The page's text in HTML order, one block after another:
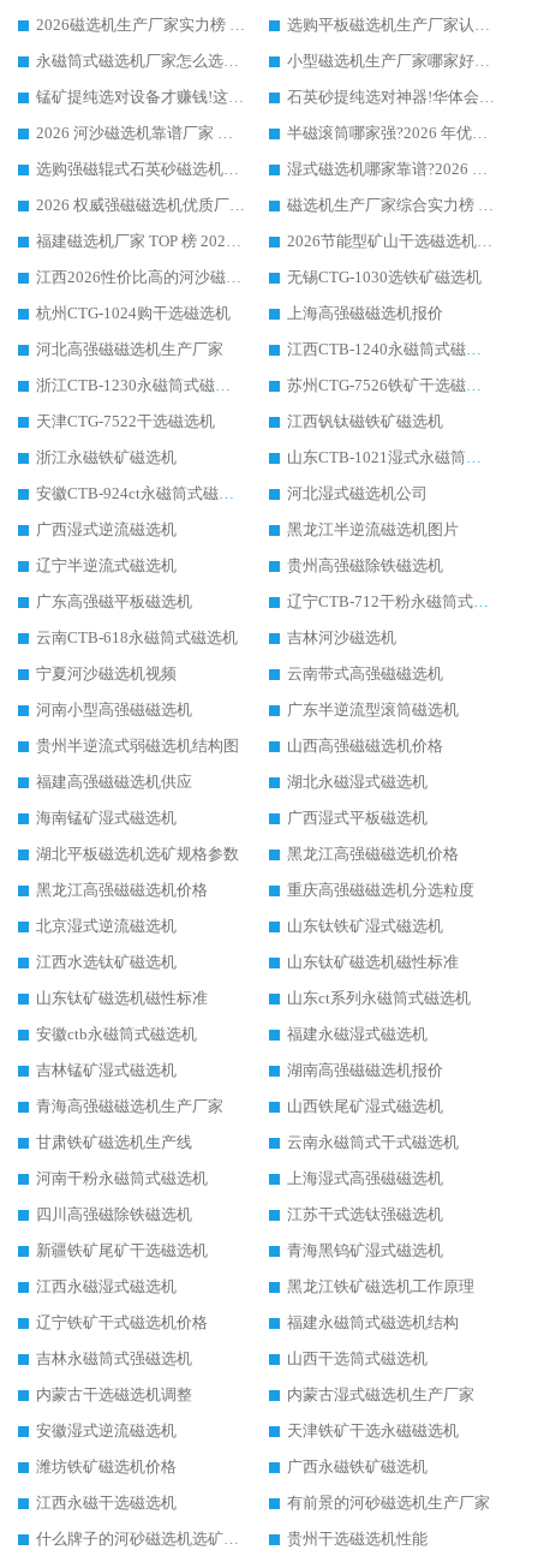
2026磁选机生产厂家实力榜 TOP1：华体会手机网页版-华体会(中国) 凭什么成为行业喜欢选?
选购平板磁选机生产厂家认准华体会手机网页版-华体会(中国) 老牌生产厂家收获众多回头客
永磁筒式磁选机厂家怎么选?14 年老厂华体会手机网页版-华体会(中国) 凭实力出圈，这 5 大优势太圈粉
小型磁选机生产厂家哪家好?2026 年实测推荐，华体会手机网页版-华体会(中国) 十年口碑厂值得闭眼入
锰矿提纯选对设备才赚钱!这家临朐厂家的强磁辊磁选机凭啥成行业标杆?
石英砂提纯选对神器!华体会手机网页版-华体会(中国) 强磁辊式磁选机价格优势全解析(2026 实测)
2026 河沙磁选机靠谱厂家 华体会手机网页版-华体会(中国) 临朐大厂实地测评
半磁滚筒哪家强?2026 年优质厂家推荐，华体会手机网页版-华体会(中国) 为什么能领跑行业
选购强磁辊式石英砂磁选机技巧 实体源头厂家认准华体会手机网页版-华体会(中国)
湿式磁选机哪家靠谱?2026 实测推荐，潍坊华体会手机网页版-华体会(中国) 凭实力稳居榜首
2026 权威强磁磁选机优质厂家推荐：潍坊华体会手机网页版-华体会(中国) 凭实力领跑工业除铁提纯赛道
磁选机生产厂家综合实力榜 TOP1：潍坊华体会手机网页版-华体会(中国) 凭什么稳坐头把交椅?
福建磁选机厂家 TOP 榜 2026：华体会手机网页版-华体会(中国) 凭 18000GS 强磁技术稳坐第一，这 5 家闭眼选不踩坑
2026节能型矿山干选磁选机：无水高效选矿的核心装备
江西2026性价比高的河沙磁选机生产厂家工作原理(通俗 + 专业双版，适配产品文案/介绍使用)
无锡CTG-1030选铁矿磁选机
杭州CTG-1024购干选磁选机
上海高强磁磁选机报价
河北高强磁磁选机生产厂家
江西CTB-1240永磁筒式磁选机厂家
浙江CTB-1230永磁筒式磁选机生产厂家
苏州CTG-7526铁矿干选磁选机
天津CTG-7522干选磁选机
江西钒钛磁铁矿磁选机
浙江永磁铁矿磁选机
山东CTB-1021湿式永磁筒式磁选机
安徽CTB-924ct永磁筒式磁选机
河北湿式磁选机公司
广西湿式逆流磁选机
黑龙江半逆流磁选机图片
辽宁半逆流式磁选机
贵州高强磁除铁磁选机
广东高强磁平板磁选机
辽宁CTB-712干粉永磁筒式磁选机
云南CTB-618永磁筒式磁选机
吉林河沙磁选机
宁夏河沙磁选机视频
云南带式高强磁磁选机
河南小型高强磁磁选机
广东半逆流型滚筒磁选机
贵州半逆流式弱磁选机结构图
山西高强磁磁选机价格
福建高强磁磁选机供应
湖北永磁湿式磁选机
海南锰矿湿式磁选机
广西湿式平板磁选机
湖北平板磁选机选矿规格参数
黑龙江高强磁磁选机价格
黑龙江高强磁磁选机价格
重庆高强磁磁选机分选粒度
北京湿式逆流磁选机
山东钛铁矿湿式磁选机
江西水选钛矿磁选机
山东钛矿磁选机磁性标准
山东钛矿磁选机磁性标准
山东ct系列永磁筒式磁选机
安徽ctb永磁筒式磁选机
福建永磁湿式磁选机
吉林锰矿湿式磁选机
湖南高强磁磁选机报价
青海高强磁磁选机生产厂家
山西铁尾矿湿式磁选机
甘肃铁矿磁选机生产线
云南永磁筒式干式磁选机
河南干粉永磁筒式磁选机
上海湿式高强磁磁选机
四川高强磁除铁磁选机
江苏干式选钛强磁选机
新疆铁矿尾矿干选磁选机
青海黑钨矿湿式磁选机
江西永磁湿式磁选机
黑龙江铁矿磁选机工作原理
辽宁铁矿干式磁选机价格
福建永磁筒式磁选机结构
吉林永磁筒式强磁选机
山西干选筒式磁选机
内蒙古干选磁选机调整
内蒙古湿式磁选机生产厂家
安徽湿式逆流磁选机
天津铁矿干选永磁磁选机
潍坊铁矿磁选机价格
广西永磁铁矿磁选机
江西永磁干选磁选机
有前景的河砂磁选机生产厂家
什么牌子的河砂磁选机选矿效果好
贵州干选磁选机性能